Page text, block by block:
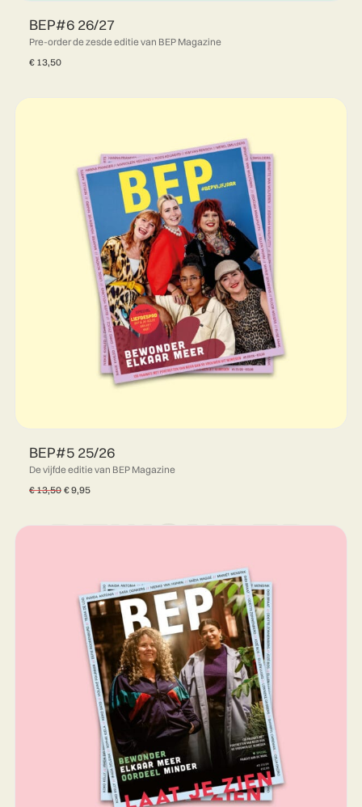
BEP#6 26/27
Pre-order de zesde editie van BEP Magazine
€ 13,50
BEP#5 25/26
De vijfde editie van BEP Magazine
€13,50 Oorspronkelijke
€ 13,50.
€9,95Huidige
€ 9,95.